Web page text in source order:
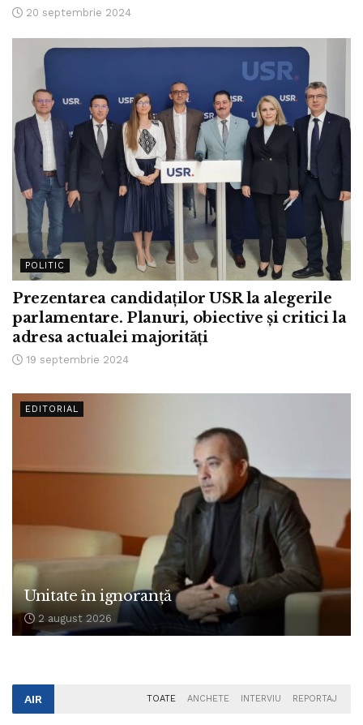
20 septembrie 2024
POLITIC
Prezentarea candidaților USR la alegerile
parlamentare. Planuri, obiective și critici la
adresa actualei majorități
19 septembrie 2024
EDITORIAL
Unitate în ignoranță
2 august 2026
AIR TOATE ANCHETE INTERVIU REPORTAJ